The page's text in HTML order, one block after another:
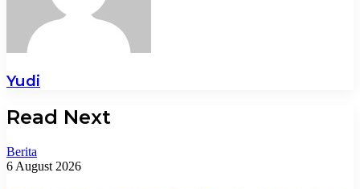
Yudi
Read Next
Berita
6 August 2026